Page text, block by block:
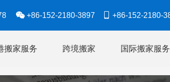
 +86-152-2180-3897  +86-152-2180-
搬家服务 跨境搬家 国际搬家服务